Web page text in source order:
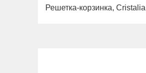
Решетка-корзинка, Cristalia